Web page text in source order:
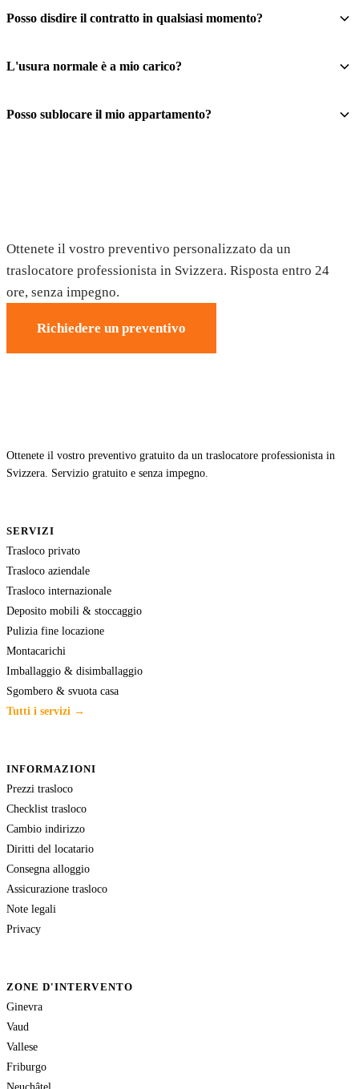
Posso disdire il contratto in qualsiasi momento?
L'usura normale è a mio carico?
Posso sublocare il mio appartamento?
Ottenete il vostro preventivo personalizzato da un
traslocatore professionista in Svizzera. Risposta entro 24
ore, senza impegno.
Richiedere un preventivo
Ottenete il vostro preventivo gratuito da un traslocatore professionista in
Svizzera. Servizio gratuito e senza impegno.
SERVIZI
Trasloco privato
Trasloco aziendale
Trasloco internazionale
Deposito mobili & stoccaggio
Pulizia fine locazione
Montacarichi
Imballaggio & disimballaggio
Sgombero & svuota casa
Tutti i servizi →
INFORMAZIONI
Prezzi trasloco
Checklist trasloco
Cambio indirizzo
Diritti del locatario
Consegna alloggio
Assicurazione trasloco
Note legali
Privacy
ZONE D'INTERVENTO
Ginevra
Vaud
Vallese
Friburgo